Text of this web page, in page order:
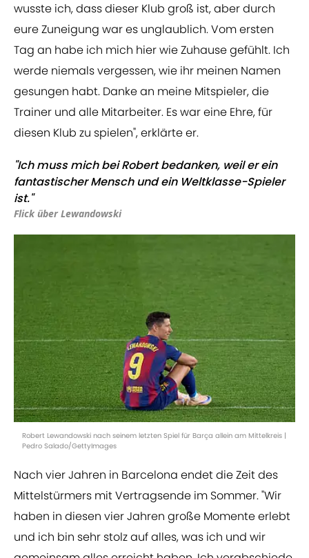
wusste ich, dass dieser Klub groß ist, aber durch
eure Zuneigung war es unglaublich. Vom ersten
Tag an habe ich mich hier wie Zuhause gefühlt. Ich
werde niemals vergessen, wie ihr meinen Namen
gesungen habt. Danke an meine Mitspieler, die
Trainer und alle Mitarbeiter. Es war eine Ehre, für
diesen Klub zu spielen", erklärte er.
"Ich muss mich bei Robert bedanken, weil er ein
fantastischer Mensch und ein Weltklasse-Spieler
ist."
Flick über Lewandowski
Robert Lewandowski nach seinem letzten Spiel für Barça allein am Mittelkreis |
Pedro Salado/GettyImages
Nach vier Jahren in Barcelona endet die Zeit des
Mittelstürmers mit Vertragsende im Sommer. "Wir
haben in diesen vier Jahren große Momente erlebt
und ich bin sehr stolz auf alles, was ich und wir